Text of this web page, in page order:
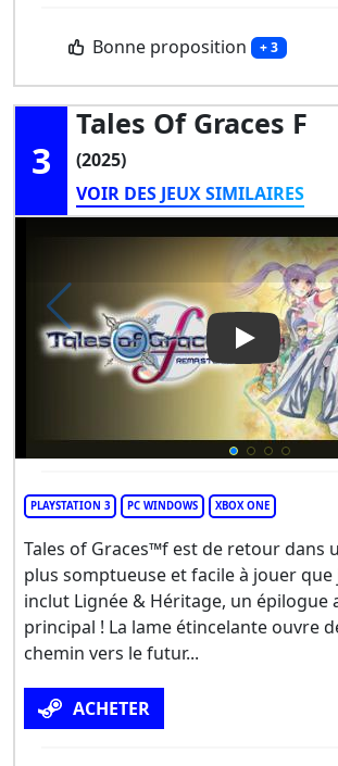
Bonne proposition + 3
3
Tales Of Graces F
(2025)
VOIR DES JEUX SIMILAIRES
Play Video:
PLAYSTATION 3 PC WINDOWS XBOX ONE
Tales of Graces™f est de retour dans
plus somptueuse et facile à jouer que
inclut Lignée & Héritage, un épilogue
principal ! La lame étincelante ouvre
chemin vers le futur...
ACHETER